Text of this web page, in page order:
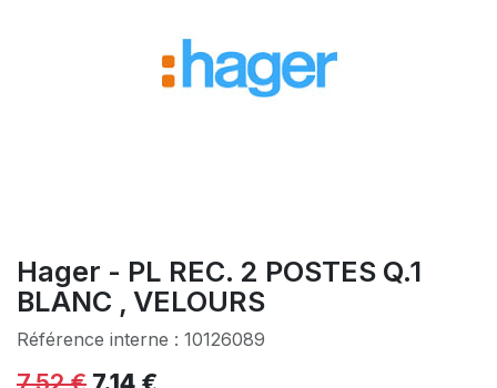
Hager - PL REC. 2 POSTES Q.1
BLANC , VELOURS
Référence interne : 10126089